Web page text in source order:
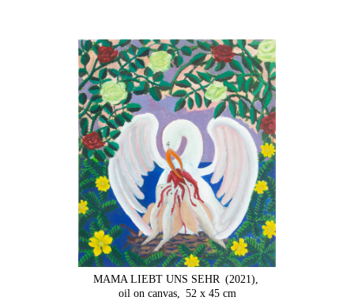
MAMA LIEBT UNS SEHR (2021),
oil on canvas,
52 x 45 cm